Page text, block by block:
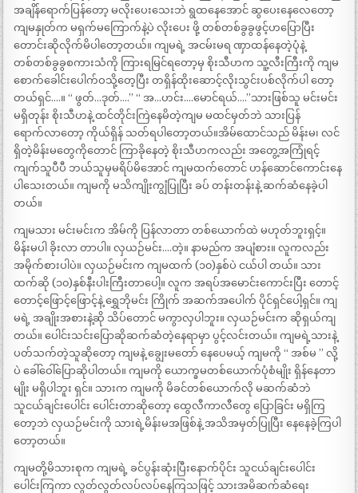
အချိန်ရောက်ပြန်တော့ မလိုးပေးသေးဘဲ ရွထနေအောင် ဆွပေးနေလေတော့
ကျမနှုတ်က မရှက်မကြောက်နဲ့ပဲ လိုးပေး ဖို့ တစ်တစ်ခွခွဖွင့်ဟပြောပြီး
တောင်းဆိုလိုက်မိပါတော့တယ်။ ကျမရဲ့ အငမ်းမရ ဏှာထန်နေတဲ့ပုံနဲ့
တစ်တစ်ခွခွစကားသံကို ကြားရမြင်ရတော့မှ စိုးသီဟက သူ့လီးကြီးကို ကျမ
စောက်ခေါင်းပေါက်ဝသို့တေ့ပြီး တရှိန်ထိုးဆောင့်လိုးသွင်းပစ်လိုက်ပါ တော့
တယ်ရှင်….။ “ ဖွတ်…ဒုတ်….” “ အ…ဟင်း….မောင်ရယ်….”သားဖြစ်သူ မင်းမင်း
မရှိတုန်း စိုးသီဟနဲ့ ထင်တိုင်းကြဲနေမိတဲ့ကျမ မထင်မှတ်ဘဲ သားပြန်
ရောက်လာတော့ ကိုယ်ရှိန် သတ်ရပါတော့တယ်။အိမ်ထောင်သည် မိန်းမ၊ လင်
ရှိတဲ့မိန်းမတွေကိုတောင် ကြာခိုနေတဲ့ စိုးသီဟကလည်း အတွေ့အကြုံရင့်
ကျက်သူပီပီ ဘယ်သူမှမရိပ်မိအောင် ကျမထက်တောင် ဟန်ဆောင်ကောင်းနေ
ပါသေးတယ်။ ကျမကို မသိကျိုးကျွံပြုပြီး ခပ် တန်းတန်းနဲ့ ဆက်ဆံနေခဲ့ပါ
တယ်။
ကျမသား မင်းမင်းက အိမ်ကို ပြန်လာတာ တစ်ယောက်ထဲ မဟုတ်ဘူးရှင့်။
မိန်းမပါ ခိုးလာ တာပါ။ လှယဉ်မင်း….တဲ့။ နာမည်က အပျံစား။ လူကလည်း
အမိုက်စားပါပဲ။ လှယဉ်မင်းက ကျမထက် (၁၀)နှစ်ပဲ ငယ်ပါ တယ်။ သား
ထက်ဆို (၁၀)နှစ်နီးပါးကြီးတာပေါ့။ လူက အရပ်အမောင်းကောင်းပြီး တောင့်
တောင့်ဖြောင့်ဖြောင့်နဲ့ ရွှေဘိုမင်း ကြိုက် အဆက်အပေါက် ပိုင်ရှင်ပေါ့ရှင်။ ကျ
မရဲ့ အချိုးအစားနဲ့ဆို သိပ်တောင် မကွာလှပါဘူး။ လှယဉ်မင်းက ဆိုရှယ်ကျ
တယ်။ ပေါင်းသင်းပြောဆိုဆက်ဆံတဲ့နေရာမှာ ပွင့်လင်းတယ်။ ကျမရဲ့သားနဲ့
ပတ်သက်တဲ့သူဆိုတော့ ကျမနဲ့ ချွေးမတော် နေပေမယ့် ကျမကို “ အစ်မ ” လို့
ပဲ ခေါ်ဝေါ်ပြောဆိုပါတယ်။ ကျမကို ယောက္ခမတစ်ယောက်ပုံစံမျိုး ရှိန်နေတာ
မျိုး မရှိပါဘူး ရှင်။ သားက ကျမကို မိခင်တစ်ယောက်လို မဆက်ဆံဘဲ
သူငယ်ချင်းပေါင်း ပေါင်းတာဆိုတော့ ထွေလီကာလီတွေ ပြောခြင်း မရှိကြ
တော့ဘဲ လှယဉ်မင်းကို သားရဲ့မိန်းမအဖြစ်နဲ့ အသိအမှတ်ပြုပြီး နေနေခဲ့ကြပါ
တော့တယ်။
ကျမတို့မိသားစုက ကျမရဲ့ ခင်ပွန်းဆုံးပြီးနောက်ပိုင်း သူငယ်ချင်းပေါင်း
ပေါင်းကြကာ လွတ်လွတ်လပ်လပ်နေကြသဖြင့် သားအမိဆက်ဆံရေး